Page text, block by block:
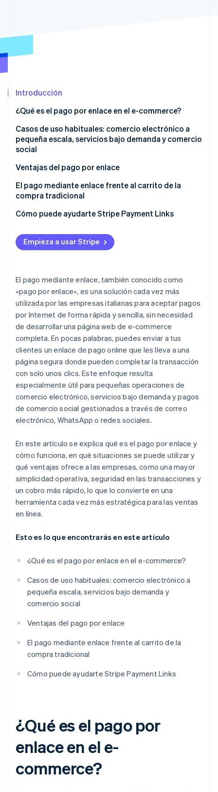
Atlas
Verificación de identidad en línea
Stripe Sessions 2026
para la IA.
Introducción
¿Qué es el pago por enlace en el e-commerce?
Cómo funciona el pago por enlace, paso a paso
¿Es seguro pagar mediante enlace?
Casos de uso habituales: comercio electrónico a
pequeña escala, servicios bajo demanda y comercio
social
E-commerce a pequeña escala sin un sitio web
Servicios bajo demanda y pagos rápidos
Pagos y ventas de comercio social a través de las
Ventajas del pago por enlace
Fácil de activar y usar
Seguridad en los pagos
Cobro rápido y mejora del flujo de caja
El pago mediante enlace frente al carrito de la
compra tradicional
¿Cuándo tiene sentido usar el pago por enlace para
Experiencia del usuario y conversiones
Cómo puede ayudarte Stripe Payment Links
Empieza a usar Stripe
El pago mediante enlace, también conocido como
«pago por enlace», es una solución cada vez más
utilizada por las empresas italianas para aceptar pagos
por Internet de forma rápida y sencilla, sin necesidad
de desarrollar una página web de e-commerce
completa. En pocas palabras, puedes enviar a tus
clientes un enlace de pago online que les lleva a una
página segura donde pueden completar la transacción
con solo unos clics. Este enfoque resulta
especialmente útil para pequeñas operaciones de
comercio electrónico, servicios bajo demanda y pagos
de comercio social gestionados a través de correo
electrónico, WhatsApp o redes sociales.
En este artículo se explica qué es el pago por enlace y
cómo funciona, en qué situaciones se puede utilizar y
qué ventajas ofrece a las empresas, como una mayor
simplicidad operativa, seguridad en las transacciones y
un cobro más rápido, lo que lo convierte en una
herramienta cada vez más estratégica para las ventas
en línea.
Esto es lo que encontrarás en este artículo
¿Qué es el pago por enlace en el e-commerce?
Casos de uso habituales: comercio electrónico a
pequeña escala, servicios bajo demanda y
comercio social
Ventajas del pago por enlace
El pago mediante enlace frente al carrito de la
compra tradicional
Cómo puede ayudarte Stripe Payment Links
¿Qué es el pago por
enlace en el e-
commerce?